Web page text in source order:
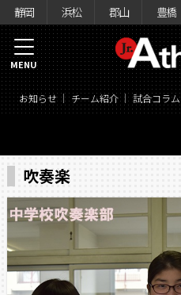
静岡 浜松 郡山 豊橋
お知らせ チーム紹介 試合コラム
MENU
吹奏楽